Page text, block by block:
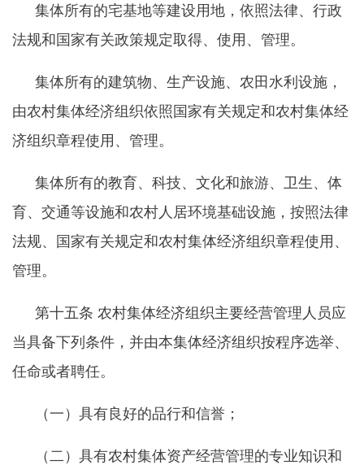
集体所有的宅基地等建设用地，依照法律、行政
法规和国家有关政策规定取得、使用、管理。
集体所有的建筑物、生产设施、农田水利设施，
由农村集体经济组织依照国家有关规定和农村集体经
济组织章程使用、管理。
集体所有的教育、科技、文化和旅游、卫生、体
育、交通等设施和农村人居环境基础设施，按照法律
法规、国家有关规定和农村集体经济组织章程使用、
管理。
第十五条 农村集体经济组织主要经营管理人员应
当具备下列条件，并由本集体经济组织按程序选举、
任命或者聘任。
（一）具有良好的品行和信誉；
（二）具有农村集体资产经营管理的专业知识和